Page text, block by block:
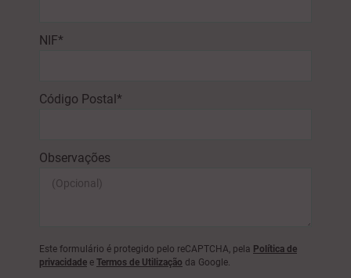
NIF*
Código Postal*
Observações
Este formulário é protegido pelo reCAPTCHA, pela Política de
privacidade e Termos de Utilização da Google.